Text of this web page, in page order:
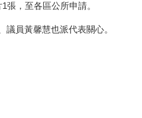
1張，至各區公所申請。
員黃馨慧也派代表關心。